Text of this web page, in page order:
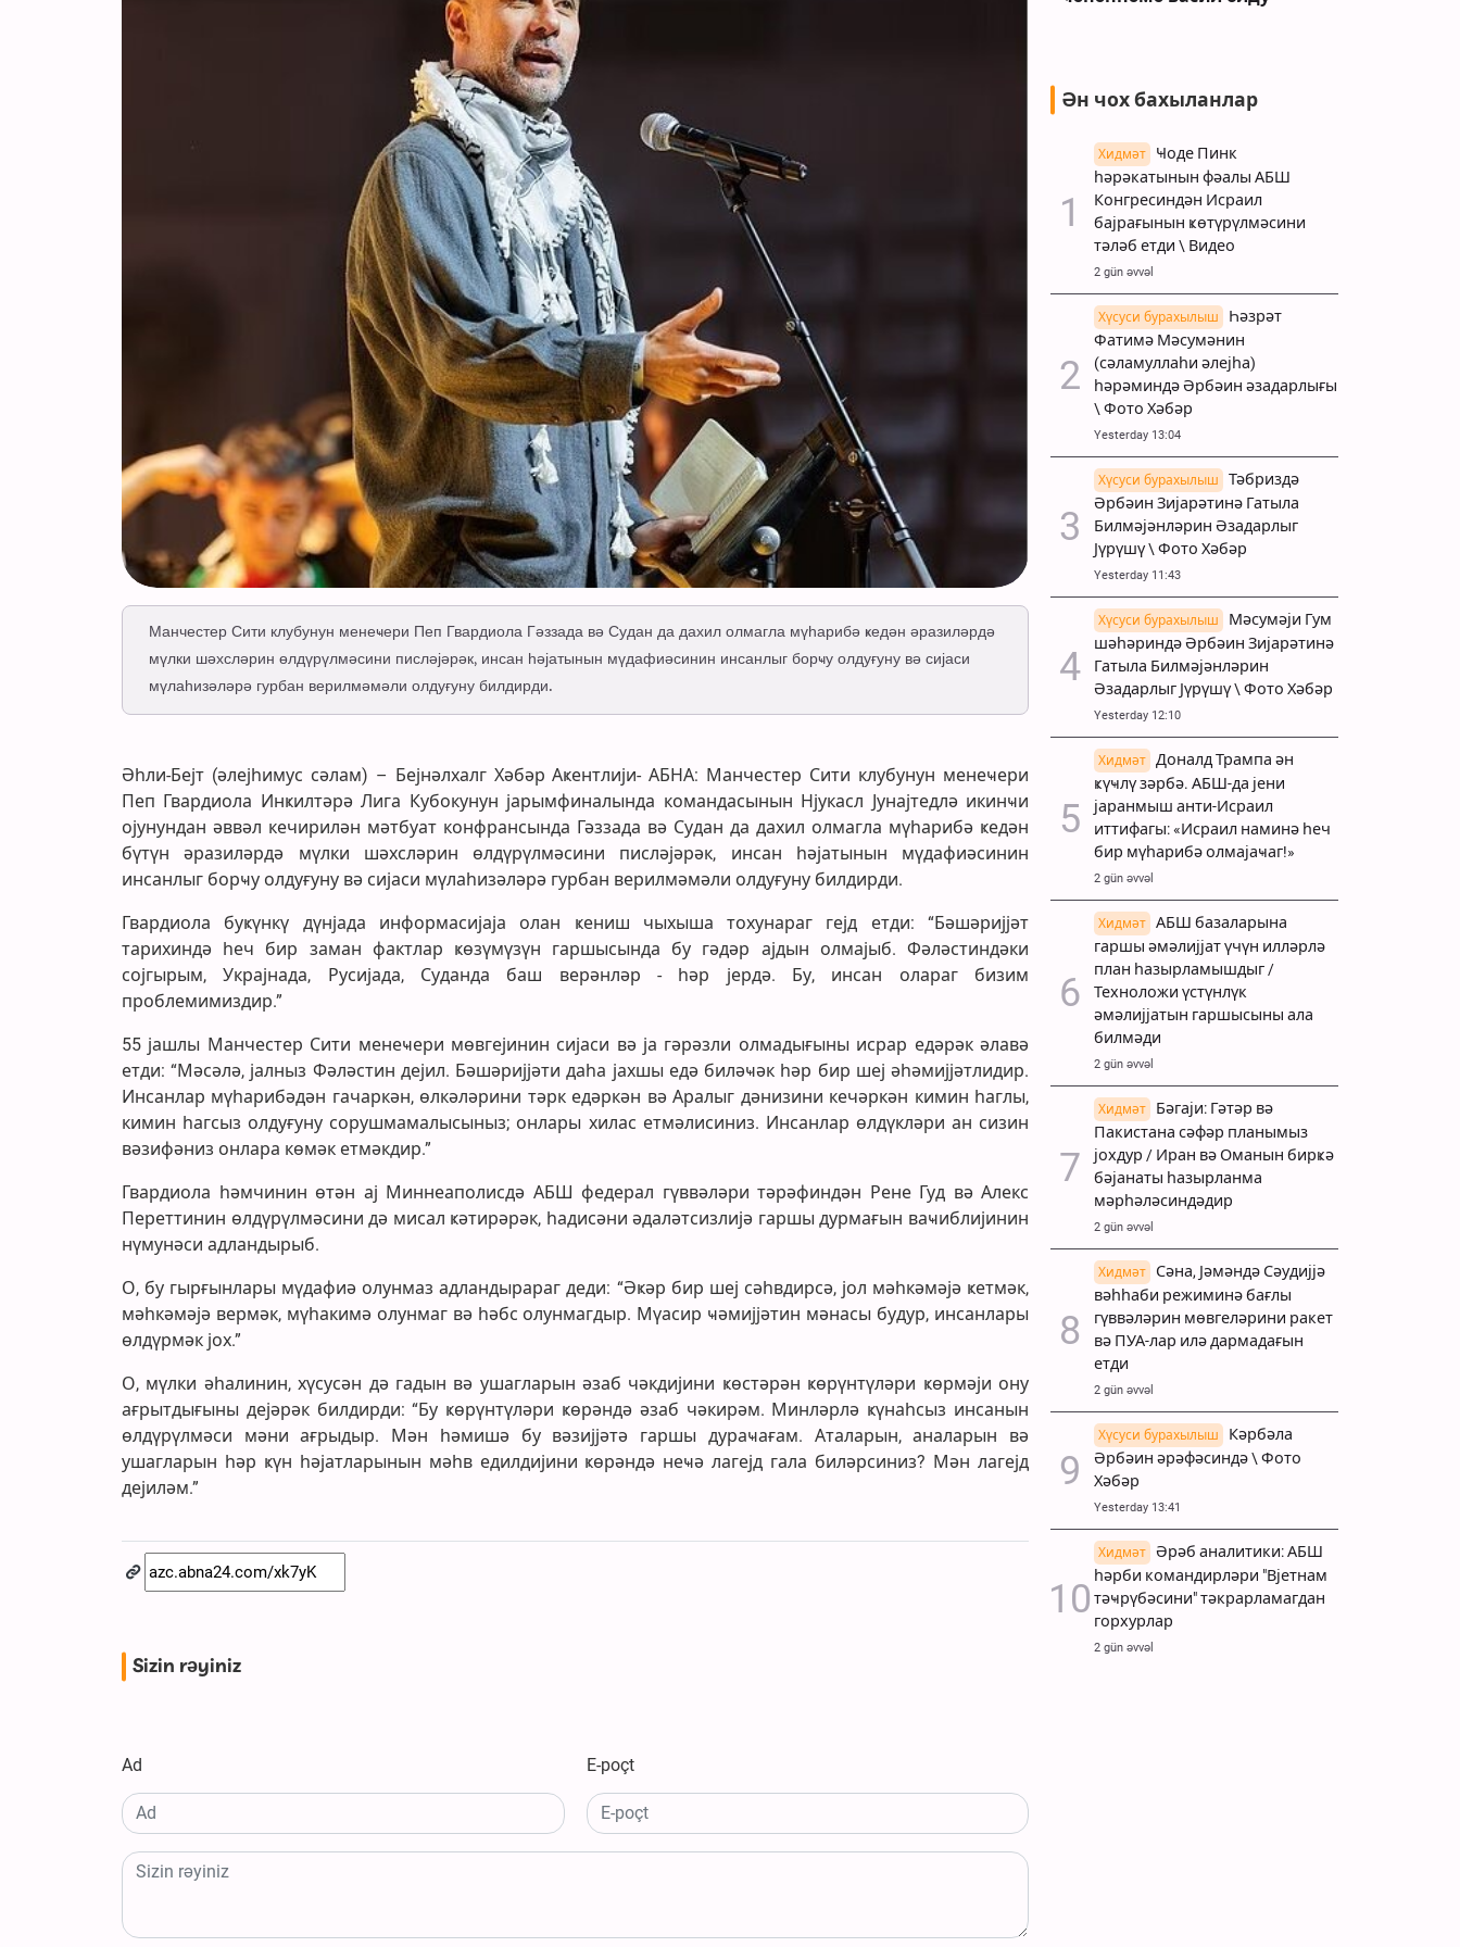
Манчестер Сити клубунун менеҹери Пеп Гвардиола Гәззада вә Судан да дахил олмагла мүһарибә ҝедән әразиләрдә
мүлки шәхсләрин өлдүрүлмәсини писләјәрәк, инсан һәјатынын мүдафиәсинин инсанлыг борҹу олдуғуну вә сијаси
мүлаһизәләрә гурбан верилмәмәли олдуғуну билдирди.
Әһли-Бејт (әлејһимус сәлам) – Бејнәлхалг Хәбәр Аҝентлији- АБНА: Манчестер Сити клубунун менеҹери
Пеп Гвардиола Инҝилтәрә Лига Кубокунун јарымфиналында командасынын Нјукасл Јунајтедлә икинҹи
ојунундан әввәл кечирилән мәтбуат конфрансында Гәззада вә Судан да дахил олмагла мүһарибә ҝедән
бүтүн әразиләрдә мүлки шәхсләрин өлдүрүлмәсини писләјәрәк, инсан һәјатынын мүдафиәсинин
инсанлыг борҹу олдуғуну вә сијаси мүлаһизәләрә гурбан верилмәмәли олдуғуну билдирди.
Гвардиола буҝүнкү дүнјада информасијаја олан ҝениш чыхыша тохунараг гејд етди: “Бәшәријјәт
тарихиндә һеч бир заман фактлар ҝөзүмүзүн гаршысында бу гәдәр ајдын олмајыб. Фәләстиндәки
сојгырым, Украјнада, Русијада, Суданда баш верәнләр - һәр јердә. Бу, инсан олараг бизим
проблемимиздир.”
55 јашлы Манчестер Сити менеҹери мөвгејинин сијаси вә ја гәрәзли олмадығыны исрар едәрәк әлавә
етди: “Мәсәлә, јалныз Фәләстин дејил. Бәшәријјәти даһа јахшы едә биләҹәк һәр бир шеј әһәмијјәтлидир.
Инсанлар мүһарибәдән гачаркән, өлкәләрини тәрк едәркән вә Аралыг дәнизини кечәркән кимин һаглы,
кимин һагсыз олдуғуну сорушмамалысыныз; онлары хилас етмәлисиниз. Инсанлар өлдүкләри ан сизин
вәзифәниз онлара көмәк етмәкдир.”
Гвардиола һәмчинин өтән ај Миннеаполисдә АБШ федерал гүввәләри тәрәфиндән Рене Гуд вә Алекс
Переттинин өлдүрүлмәсини дә мисал ҝәтирәрәк, һадисәни әдаләтсизлијә гаршы дурмағын ваҹиблијинин
нүмунәси адландырыб.
О, бу гырғынлары мүдафиә олунмаз адландырараг деди: “Әҝәр бир шеј сәһвдирсә, јол мәһкәмәјә ҝетмәк,
мәһкәмәјә вермәк, мүһакимә олунмаг вә һәбс олунмагдыр. Мүасир ҹәмијјәтин мәнасы будур, инсанлары
өлдүрмәк јох.”
О, мүлки әһалинин, хүсусән дә гадын вә ушагларын әзаб чәкдијини ҝөстәрән ҝөрүнтүләри ҝөрмәји ону
ағрытдығыны дејәрәк билдирди: “Бу ҝөрүнтүләри ҝөрәндә әзаб чәкирәм. Минләрлә ҝүнаһсыз инсанын
өлдүрүлмәси мәни ағрыдыр. Мән һәмишә бу вәзијјәтә гаршы дураҹағам. Аталарын, аналарын вә
ушагларын һәр ҝүн һәјатларынын мәһв едилдијини ҝөрәндә неҹә лагејд гала биләрсиниз? Мән лагејд
дејиләм.”
Sizin rəyiniz
Ad E-poçt
Ән чох бахыланлар
Хидмәт
Ҹоде Пинк
һәрәкатынын фәалы АБШ
Конгресиндән Исраил
бајрағынын ҝөтүрүлмәсини
тәләб етди \ Видео
2 gün əvvəl
Хүсуси бурахылыш
Һәзрәт
Фатимә Мәсумәнин
(сәламуллаһи әлејһа)
һәрәминдә Әрбәин әзадарлығы
\ Фото Хәбәр
Yesterday 13:04
Хүсуси бурахылыш
Тәбриздә
Әрбәин Зијарәтинә Гатыла
Билмәјәнләрин Әзадарлыг
Јүрүшү \ Фото Хәбәр
Yesterday 11:43
Хүсуси бурахылыш
Мәсумәји Гум
шәһәриндә Әрбәин Зијарәтинә
Гатыла Билмәјәнләрин
Әзадарлыг Јүрүшү \ Фото Хәбәр
Yesterday 12:10
Хидмәт
Доналд Трампа ән
ҝүҹлү зәрбә. АБШ-да јени
јаранмыш анти-Исраил
иттифагы: «Исраил наминә һеч
бир мүһарибә олмајаҹаг!»
2 gün əvvəl
Хидмәт
АБШ базаларына
гаршы әмәлијјат үчүн илләрлә
план һазырламышдыг /
Техноложи үстүнлүк
әмәлијјатын гаршысыны ала
билмәди
2 gün əvvəl
Хидмәт
Бәгаји: Гәтәр вә
Пакистана сәфәр планымыз
јохдур / Иран вә Оманын бирҝә
бәјанаты һазырланма
мәрһәләсиндәдир
2 gün əvvəl
Хидмәт
Сәна, Јәмәндә Сәудијјә
вәһһаби режиминә бағлы
гүввәләрин мөвгеләрини ракет
вә ПУА-лар илә дармадағын
етди
2 gün əvvəl
Хүсуси бурахылыш
Кәрбәла
Әрбәин әрәфәсиндә \ Фото
Хәбәр
Yesterday 13:41
Хидмәт
Әрәб аналитики: АБШ
һәрби командирләри "Вјетнам
тәҹрүбәсини" тәкрарламагдан
горхурлар
2 gün əvvəl